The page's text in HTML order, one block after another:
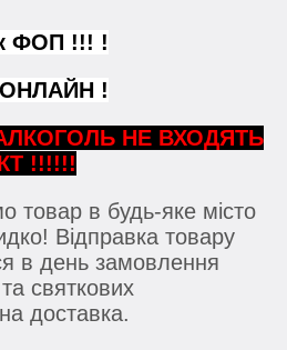
ФОП !!! !
ОНЛАЙН !
НЕ ВХОДЯТЬ
!!!!!!
товар в будь-яке місто
Відправка товару
в день замовлення
та святкових
доставка.